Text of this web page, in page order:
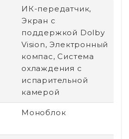
ИК-передатчик,
Экран с
поддержкой Dolby
Vision, Электронный
компас, Система
охлаждения с
испарительной
камерой
Моноблок